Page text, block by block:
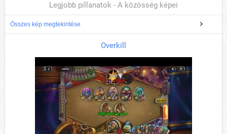
Legjobb pillanatok - A közösség képei
Összes kép megtekintése
Overkill